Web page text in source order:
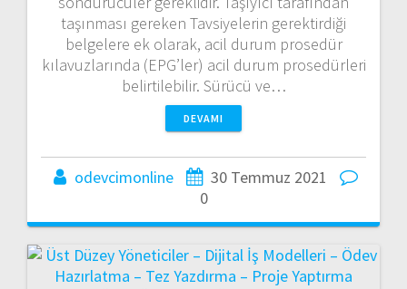
taşınması gereken Tavsiyelerin gerektirdiği
belgelere ek olarak, acil durum prosedür
kılavuzlarında (EPG’ler) acil durum prosedürleri
belirtilebilir. Sürücü ve…
DEVAMI
odevcimonline
30 Temmuz 2021
0